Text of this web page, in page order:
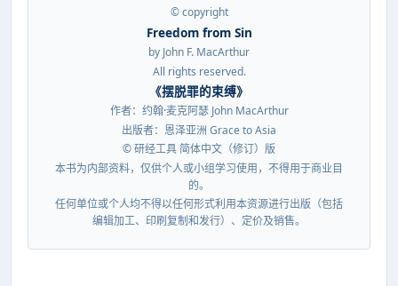
© copyright
Freedom from Sin
by John F. MacArthur
All rights reserved.
《摆脱罪的束缚》
作者：约翰·麦克阿瑟 John MacArthur
出版者：恩泽亚洲 Grace to Asia
© 研经工具 简体中文（修订）版
本书为内部资料，仅供个人或小组学习使用，不得用于商业目
的。
任何单位或个人均不得以任何形式利用本资源进行出版（包括
编辑加工、印刷复制和发行）、定价及销售。